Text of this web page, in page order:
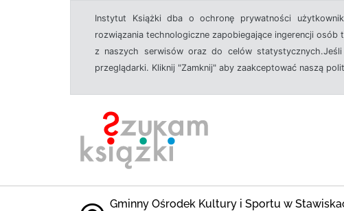
Instytut Książki dba o ochronę prywatności
rozwiązania technologiczne zapobiegające ingerencji
z naszych serwisów oraz do celów
przeglądarki. Kliknij "Zamknij" aby zaakceptować naszą
Gminny Ośrodek Kultury i Sportu w